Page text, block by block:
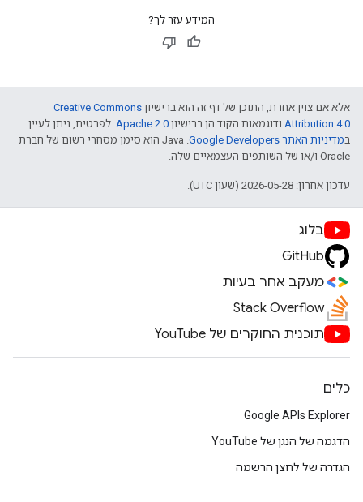
המידע עזר לך?
אלא אם צוין אחרת, התוכן של דף זה הוא ברישיון Creative Commons
Attribution 4.0 ודוגמאות הקוד הן ברישיון Apache 2.0. לפרטים, ניתן לעיין
במדיניות האתר Google Developers‏
.‏ Java הוא סימן מסחרי רשום של חברת
Oracle ו/או של השותפים העצמאיים שלה.
עדכון אחרון: 2026-05-28 (שעון UTC).
בלוג
GitHub
מעקב אחר בעיות
Stack Overflow
תוכנית החוקרים של YouTube
כלים
Google APIs Explorer
הדגמה של הנגן של YouTube
הגדרה של לחצן הרשמה